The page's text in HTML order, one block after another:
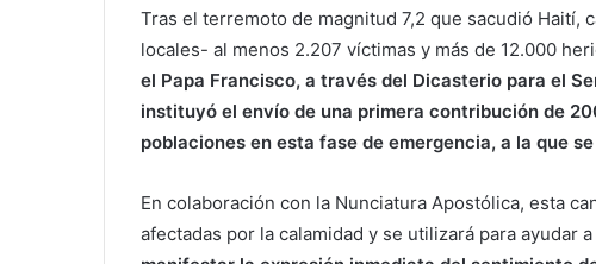
Tras el terremoto de magnitud 7,2 que sacudió Haití,
locales- al menos 2.207 víctimas y más de 12.000
el Papa Francisco, a través del Dicasterio para el
instituyó el envío de una primera contribución de
poblaciones en esta fase de emergencia, a la que
En colaboración con la Nunciatura Apostólica, esta
afectadas por la calamidad y se utilizará para ayudar